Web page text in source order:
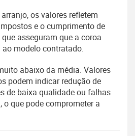
os valores refletem
e o cumprimento de
asseguram que a coroa
modelo contratado.
abaixo da média. Valores
podem indicar redução de
de baixa qualidade ou falhas
o que pode comprometer a